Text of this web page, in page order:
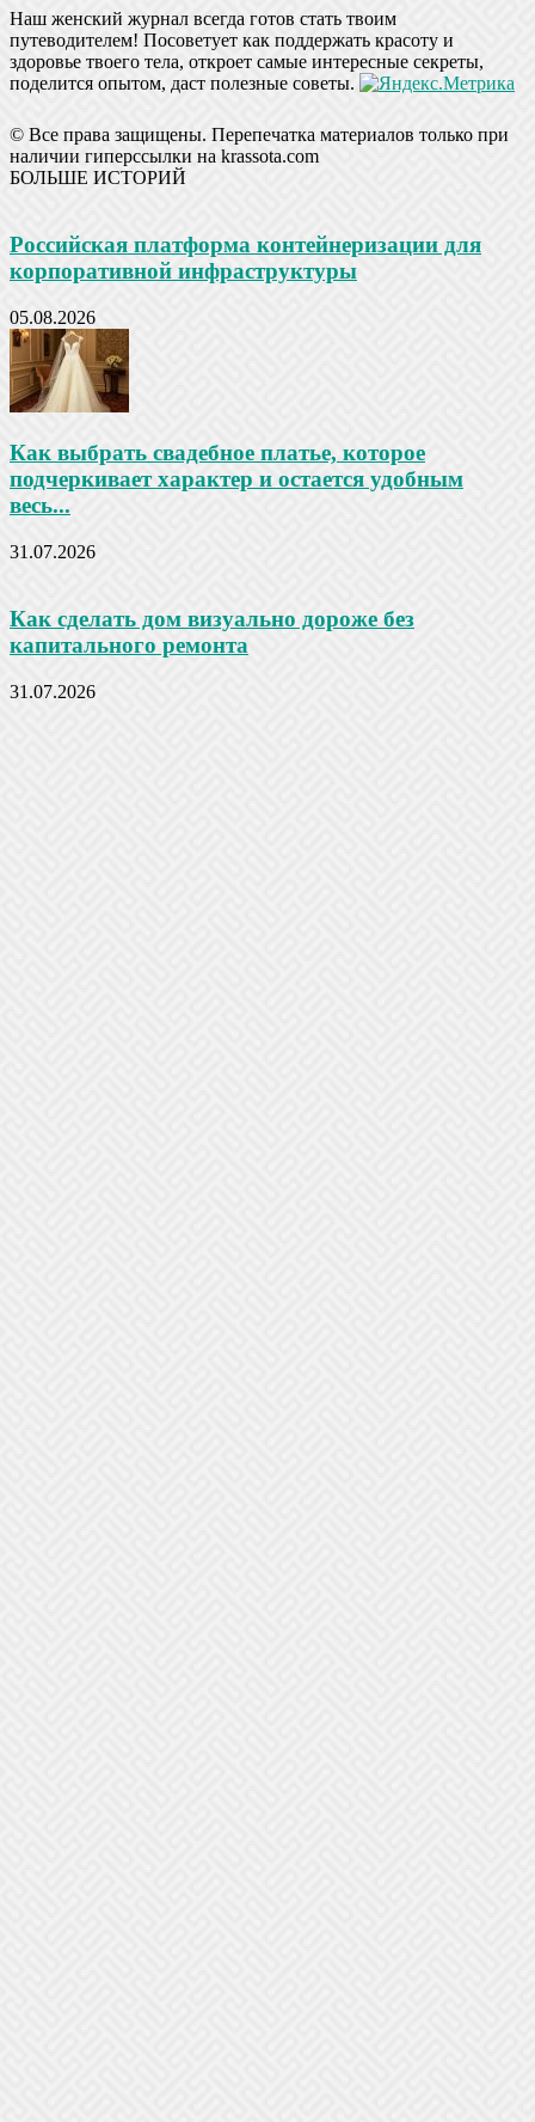
Наш женский журнал всегда готов стать твоим
путеводителем! Посоветует как поддержать красоту и
здоровье твоего тела, откроет самые интересные секреты,
поделится опытом, даст полезные советы.
© Все права защищены. Перепечатка материалов только при
наличии гиперссылки на krassota.com
БОЛЬШЕ ИСТОРИЙ
Российская платформа контейнеризации для
корпоративной инфраструктуры
05.08.2026
Как выбрать свадебное платье, которое
подчеркивает характер и остается удобным
весь...
31.07.2026
Как сделать дом визуально дороже без
капитального ремонта
31.07.2026